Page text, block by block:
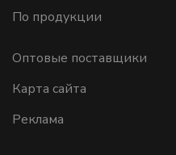
По продукции
Оптовые поставщики
Карта сайта
Реклама